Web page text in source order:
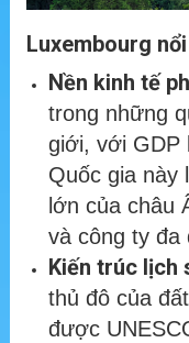
Luxembourg
Nền kinh tế
trong những
giới, với GDP
Quốc gia này
lớn của châu
và công ty đa
Kiến trúc lịch
thủ đô của
được